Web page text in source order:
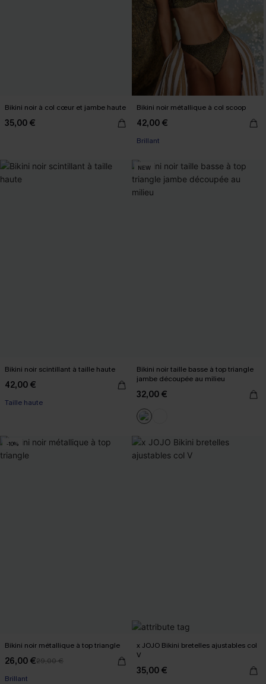
Bikini noir à col cœur et jambe haute
35,00 €
Bikini noir métallique à col scoop
42,00 €
Brillant
Bikini noir scintillant à taille haute
42,00 €
Taille haute
NEW
Bikini noir taille basse à top triangle
jambe découpée au milieu
32,00 €
-10%
Bikini noir métallique à top triangle
26,00 €29,00 €
Brillant
x JOJO Bikini bretelles ajustables col
V
35,00 €